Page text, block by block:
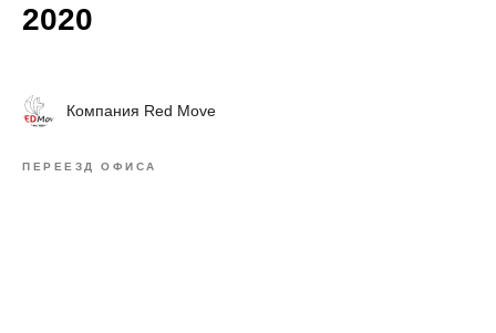
2020
Компания Red Move
ПЕРЕЕЗД ОФИСА